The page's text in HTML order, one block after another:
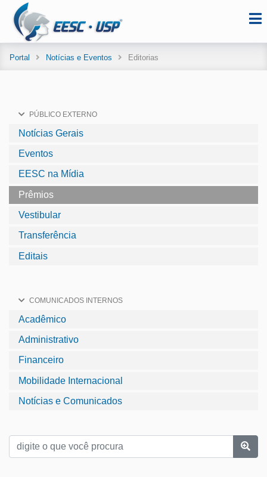
Portal Notícias e Eventos Editorias
PÚBLICO EXTERNO
Notícias Gerais
Eventos
EESC na Mídia
Prêmios
Vestibular
Transferência
Editais
COMUNICADOS INTERNOS
Acadêmico
Administrativo
Financeiro
Mobilidade Internacional
Notícias e Comunicados